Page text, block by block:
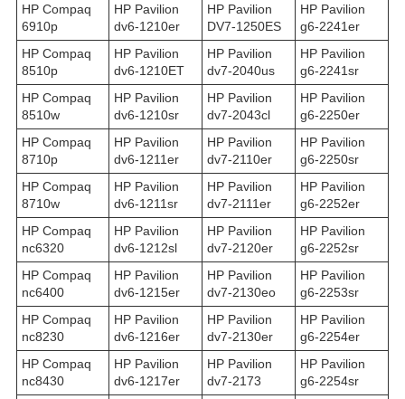
HP Compaq
6910p
HP Pavilion
dv6-1210er
HP Pavilion
DV7-1250ES
HP Pavilion
g6-2241er
HP Compaq
8510p
HP Pavilion
dv6-1210ET
HP Pavilion
dv7-2040us
HP Pavilion
g6-2241sr
HP Compaq
8510w
HP Pavilion
dv6-1210sr
HP Pavilion
dv7-2043cl
HP Pavilion
g6-2250er
HP Compaq
8710p
HP Pavilion
dv6-1211er
HP Pavilion
dv7-2110er
HP Pavilion
g6-2250sr
HP Compaq
8710w
HP Pavilion
dv6-1211sr
HP Pavilion
dv7-2111er
HP Pavilion
g6-2252er
HP Compaq
nc6320
HP Pavilion
dv6-1212sl
HP Pavilion
dv7-2120er
HP Pavilion
g6-2252sr
HP Compaq
nc6400
HP Pavilion
dv6-1215er
HP Pavilion
dv7-2130eo
HP Pavilion
g6-2253sr
HP Compaq
nc8230
HP Pavilion
dv6-1216er
HP Pavilion
dv7-2130er
HP Pavilion
g6-2254er
HP Compaq
nc8430
HP Pavilion
dv6-1217er
HP Pavilion
dv7-2173
HP Pavilion
g6-2254sr